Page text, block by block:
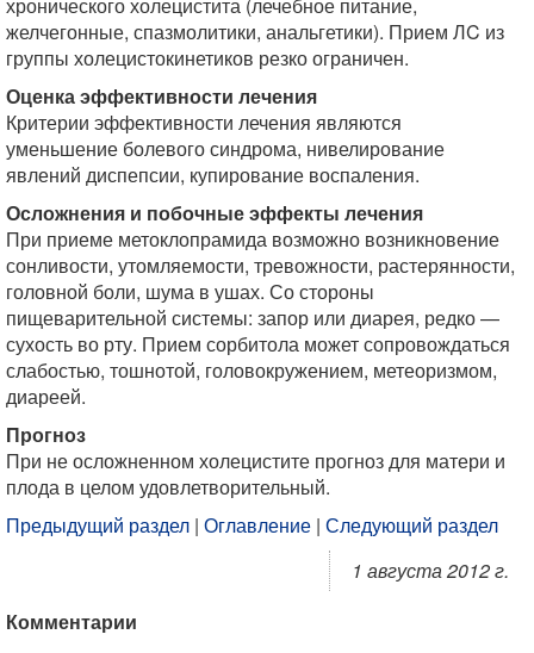
желчегонные, спазмолитики, анальгетики). Прием ЛC из
группы холецистокинетиков резко ограничен.
Оценка эффективности лечения
Критерии эффективности лечения являются
уменьшение болевого синдрома, нивелирование
явлений диспепсии, купирование воспаления.
Осложнения и побочные эффекты лечения
При приеме метоклопрамида возможно возникновение
сонливости, утомляемости, тревожности, растерянности,
головной боли, шума в ушах. Со стороны
пищеварительной системы: запор или диарея, редко —
сухость во рту. Прием сорбитола может сопровождаться
слабостью, тошнотой, головокружением, метеоризмом,
диареей.
Прогноз
При не осложненном холецистите прогноз для матери и
плода в целом удовлетворительный.
Предыдущий раздел | Оглавление | Следующий раздел
1 августа 2012 г.
Комментарии